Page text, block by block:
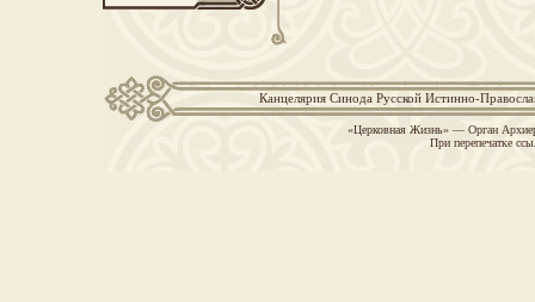
Канцелярия Синода Русской Истинно-
«Церковная Жизнь» — Орган
При перепечатке